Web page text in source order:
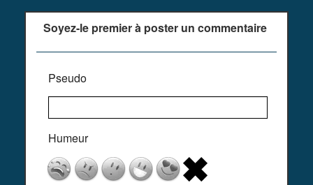
Soyez-le premier à poster un commentaire
Pseudo
Humeur